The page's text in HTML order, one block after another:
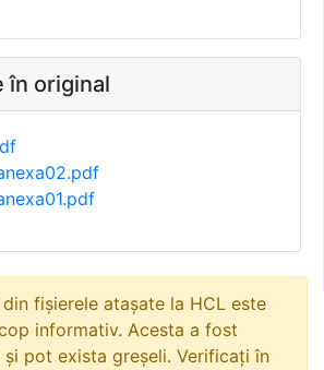
în original
fișierele atașate la HCL este
informativ. Acesta a fost
pot exista greșeli. Verificați în